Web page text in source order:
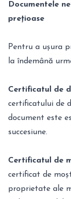
Documentele
prețioase
Pentru a ușura
la îndemână
Certificatul de
certificatului de
document este
succesiune.
Certificatul de
certificat de
proprietate ale